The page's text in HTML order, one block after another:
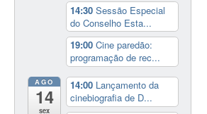
14:30Sessão Especial
do Conselho Esta...
19:00Cine paredão:
programação de rec...
AGO
14
sex
14:00 Lançamento da
cinebiografia de D...